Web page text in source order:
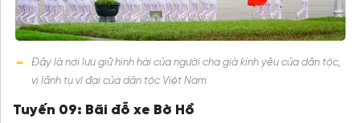
Đây là nơi lưu giữ hình hài của người cha già kính yêu của dân tộc,
vị lãnh tụ vĩ đại của dân tộc Việt Nam
Tuyến 09: Bãi đỗ xe Bờ Hồ